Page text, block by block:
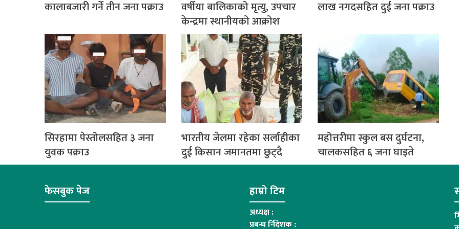
कालाबजारी गर्ने तीन जना पक्राउ
वर्षीया बालिकाको मृत्यु, उपचार
केन्द्रमा स्थानीयको आक्रोश
लाख नगदसहित दुई जना पक्राउ
सिरहामा पेस्तोलसहित ३ जना
युवक पक्राउ
भारतीय जेलमा रहेका सर्लाहीका
दुई किसान जमानतमा छुट्दै
महोत्तरीमा स्कुल बस दुर्घटना,
चालकसहित ६ जना घाइते
फेसबुक पेज हाम्रो टिम
अध्यक्ष :
प्रबन्ध र्निदेशक :